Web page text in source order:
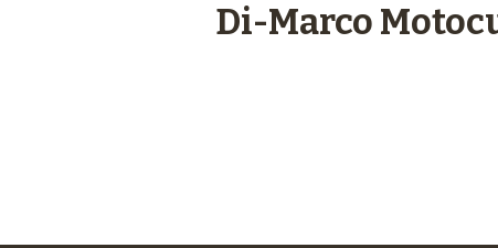
Di-Marco